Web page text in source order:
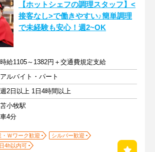
【ホットシェフの調理スタッフ】<
接客なし>で働きやすい♪簡単調理
で未経験も安心！週2~OK
時給1105～1382円＋交通費規定支給
アルバイト・パート
週2日以上 1日4時間以上
苫小牧駅
車4分
・Ｗワーク歓迎
シルバー歓迎
4h以内可